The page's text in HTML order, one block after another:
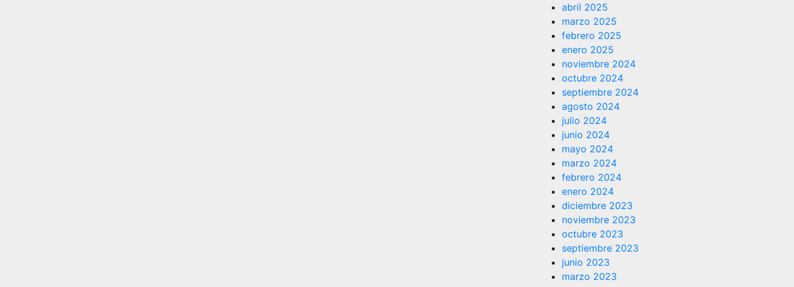
abril 2025
marzo 2025
febrero 2025
enero 2025
noviembre 2024
octubre 2024
septiembre 2024
agosto 2024
julio 2024
junio 2024
mayo 2024
marzo 2024
febrero 2024
enero 2024
diciembre 2023
noviembre 2023
octubre 2023
septiembre 2023
junio 2023
marzo 2023